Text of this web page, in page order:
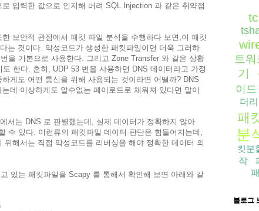
입력한 값으로 인지해 버려 SQL Injection 과 같은 취약점
보안적 관점에서 패킷 파일 분석을 수행하다 보면,이 패킷
는 것이다. 악성코드가 생성한 패킷파일이면 더욱 그러하
을 기본으로 사용한다. 그리고 Zone Transfer 와 같은 상황
한다. 흔히, UDP 53 번을 사용하면 DNS 데이터라고 가정
게도 어떤 통신을 위해 사용되는 것이라면 어떨까? DNS
데 이상하게도 알수없는 페이로드로 채워져 있다면 말이
서는 DNS 로 판별했는데, 실제 데이터가 정확하지 않아
수 있다. 이런류의 패킷파일 데이터 판단은 힘들어지는데,
위해서는 직접 악성코드를 리버싱을 해야 정확한 데이터 의
있는 패킷파일을 Scapy 를 통해서 확인해 보면 아래와 같
트워
기
이드
더
패
분
킷분
작
블로그